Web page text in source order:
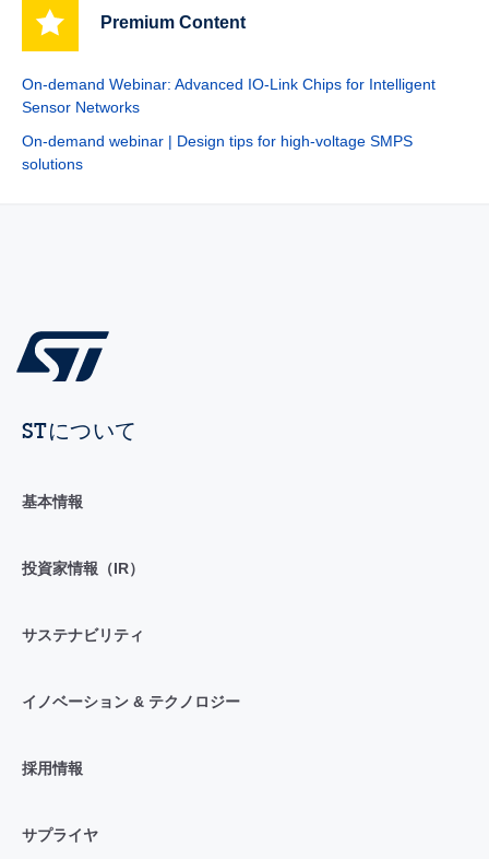
Premium Content
On-demand Webinar: Advanced IO-Link Chips for Intelligent
Sensor Networks
On-demand webinar | Design tips for high-voltage SMPS
solutions
STについて
基本情報
投資家情報（IR）
サステナビリティ
イノベーション & テクノロジー
採用情報
サプライヤ